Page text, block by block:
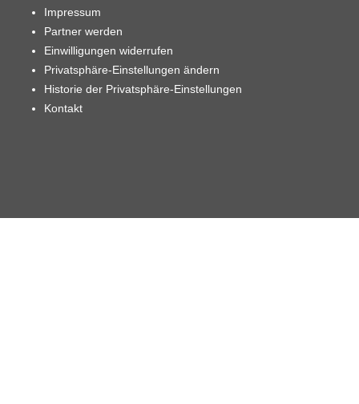
Impressum
Partner werden
Einwilligungen widerrufen
Privatsphäre-Einstellungen ändern
Historie der Privatsphäre-Einstellungen
Kontakt